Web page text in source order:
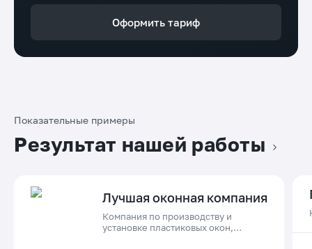
Оформить тариф
Показательные примеры
Результат нашей работы
Лучшая оконная компания
Компания по производству и
установке пластиковых окон,